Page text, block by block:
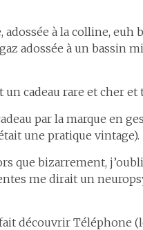
adossée à la colline, euh
adossée à un bassin
un cadeau rare et cher
par la marque en
une pratique vintage).
que bizarrement,
me dirait un
découvrir Téléphone